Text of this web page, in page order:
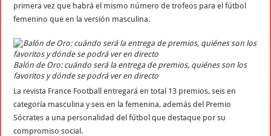
primera vez que habrá el mismo número de trofeos para el fútbol
femenino que en la versión masculina.
Balón de Oro: cuándo será la entrega de premios, quiénes son los
favoritos y dónde se podrá ver en directo
La revista France Football entregará en total 13 premios, seis en
categoría masculina y seis en la femenina, además del Premio
Sócrates a una personalidad del fútbol que destaque por su
compromiso social.